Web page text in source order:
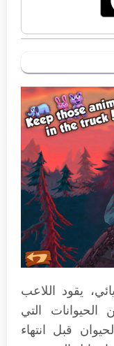
يقود اللاعب
التي
قبل انتهاء